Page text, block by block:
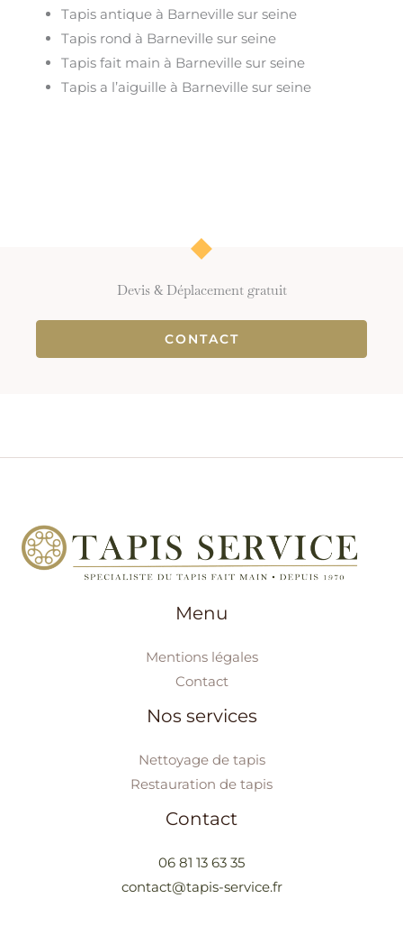
Tapis antique à Barneville sur seine
Tapis rond à Barneville sur seine
Tapis fait main à Barneville sur seine
Tapis a l’aiguille à Barneville sur seine
Devis & Déplacement gratuit
CONTACT
Menu
Mentions légales
Contact
Nos services
Nettoyage de tapis
Restauration de tapis
Contact
06 81 13 63 35
contact@tapis-service.fr